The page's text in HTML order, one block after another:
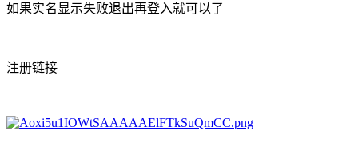
如果实名显示失败退出再登入就可以了
注册链接